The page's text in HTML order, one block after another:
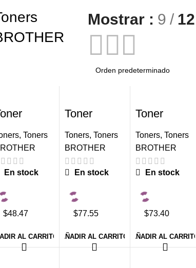
Mostrar 9 12
1000pag.
, Toners
En stock
$48.47
AL CARRITO
Toner
210Bk
Negro
2,200
paginas
Toners,Toners
BROTHER
En stock
$77.55
AÑADIR AL CARRITO
Toner
210C Cyan
1,400
paginas
Toners, Toners
BROTHER
En stock
$73.40
AÑADIR AL CARRITO